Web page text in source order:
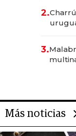
2.
3.
Más noticias